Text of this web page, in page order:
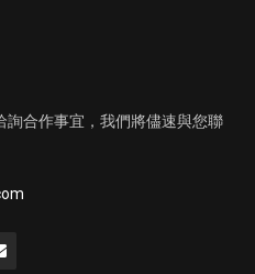
合作事宜，我們將儘速與您聯